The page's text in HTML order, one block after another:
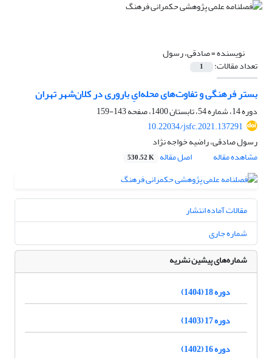
نویسنده =صادقی، رسول
تعداد مقالات: 1
بستر فرهنگی و تفاوت‌‌‌‌های محله‌ایِ باروری در کلان‌‌شهر تهران
دوره 14، شماره 54، تابستان 1400، صفحه
143-159
10.22034/jsfc.2021.137291
رسول صادقی، راضیه خواجه نژاد
مشاهده مقاله
اصل مقاله 530.52 K
مقالات آماده انتشار
شماره جاری
شماره‌های پیشین نشریه
دوره 18 (1404)
دوره 17 (1403)
دوره 16 (1402)